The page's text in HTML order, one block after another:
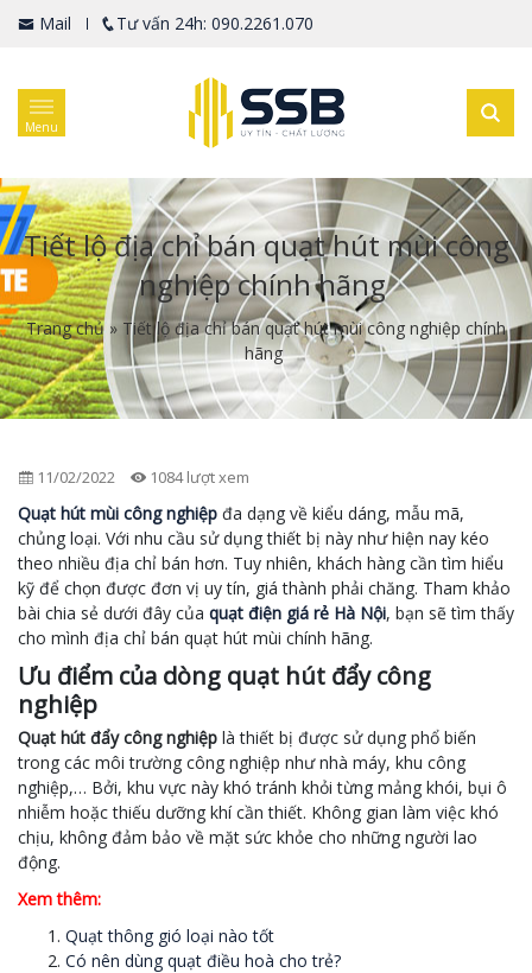
Mail Tư vấn 24h: 090.2261.070
Menu
Tiết lộ địa chỉ bán quạt hút mùi công
nghiệp chính hãng
Trang chủ » Tiết lộ địa chỉ bán quạt hút mùi công nghiệp chính
hãng
11/02/2022 1084 lượt xem
Quạt hút mùi công nghiệp đa dạng về kiểu dáng, mẫu mã,
chủng loại. Với nhu cầu sử dụng thiết bị này như hiện nay kéo
theo nhiều địa chỉ bán hơn. Tuy nhiên, khách hàng cần tìm hiểu
kỹ để chọn được đơn vị uy tín, giá thành phải chăng. Tham khảo
bài chia sẻ dưới đây của quạt điện giá rẻ Hà Nội, bạn sẽ tìm thấy
cho mình địa chỉ bán quạt hút mùi chính hãng.
Ưu điểm của dòng quạt hút đẩy công
nghiệp
Quạt hút đẩy công nghiệp là thiết bị được sử dụng phổ biến
trong các môi trường công nghiệp như nhà máy, khu công
nghiệp,… Bởi, khu vực này khó tránh khỏi từng mảng khói, bụi ô
nhiễm hoặc thiếu dưỡng khí cần thiết. Không gian làm việc khó
chịu, không đảm bảo về mặt sức khỏe cho những người lao
động.
Xem thêm:
Quạt thông gió loại nào tốt
Có nên dùng quạt điều hoà cho trẻ?